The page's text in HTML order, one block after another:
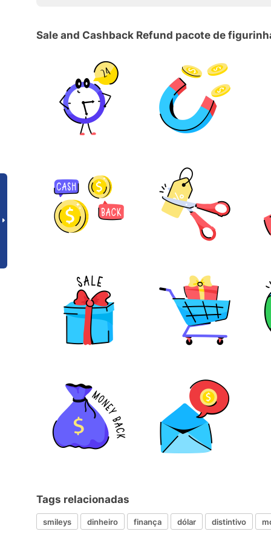
Sale and Cashback Refund pacote de
Tags relacionadas
smileys dinheiro finança dólar distintivo